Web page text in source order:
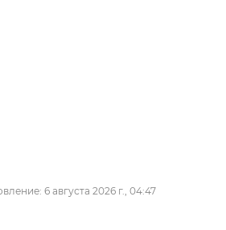
6 августа 2026 г., 04:47